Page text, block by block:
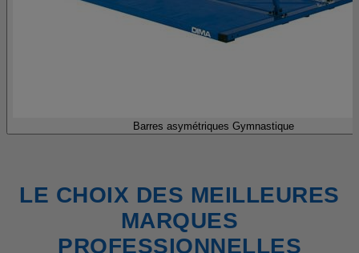
Barres asymétriques Gymnastique
LE CHOIX DES MEILLEURES
MARQUES
PROFESSIONNELLES